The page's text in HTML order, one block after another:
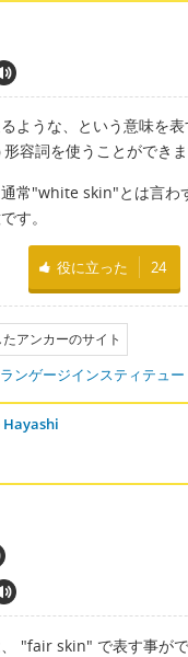
るような、という意味を
容詞を使うことができま
通常"white skin"とは言
す。
役に立った 24
たアンカーのサイト
ンゲージインスティテュー
、 "fair skin" で表す事がで